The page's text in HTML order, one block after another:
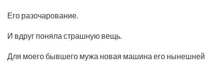
Его разочарование.
И вдруг поняла страшную вещь.
Для моего бывшего мужа новая машина его нынешней